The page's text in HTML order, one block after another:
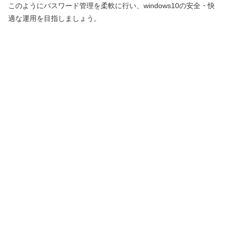
このようにパスワード管理を柔軟に行い、windows10の安全・快
適な運用を目指しましょう。